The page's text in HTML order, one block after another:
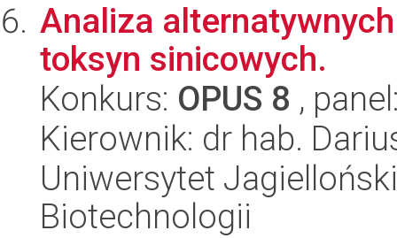
Analiza
toksyn sinicowych.
Konkurs: OPUS 8 ,
Kierownik: dr hab.
Uniwersytet
Biotechnologii